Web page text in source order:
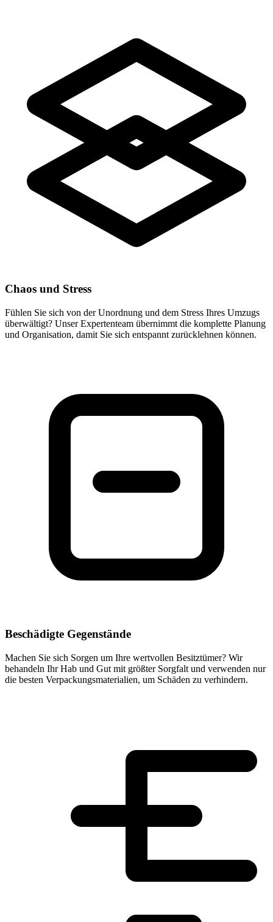
Chaos und Stress
Fühlen Sie sich von der Unordnung und dem Stress Ihres Umzugs
überwältigt? Unser Expertenteam übernimmt die komplette Planung
und Organisation, damit Sie sich entspannt zurücklehnen können.
Beschädigte Gegenstände
Machen Sie sich Sorgen um Ihre wertvollen Besitztümer? Wir
behandeln Ihr Hab und Gut mit größter Sorgfalt und verwenden nur
die besten Verpackungsmaterialien, um Schäden zu verhindern.